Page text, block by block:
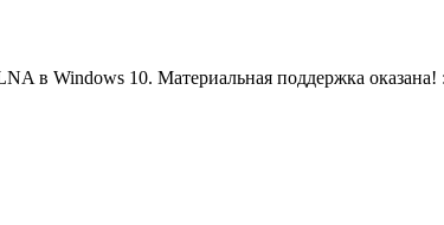
в Windows 10. Материальная поддержка оказана!